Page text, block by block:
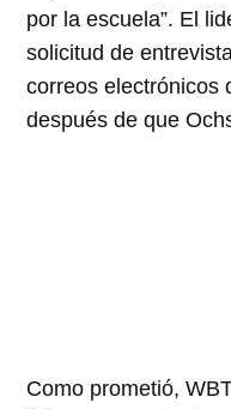
por la escuela”. El
solicitud de
correos electrónicos
después de que
Como prometió,